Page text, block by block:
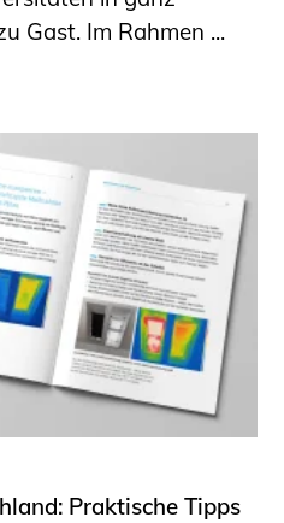
innen
und
Gast. Im Rahmen ...
Praktische Tipps